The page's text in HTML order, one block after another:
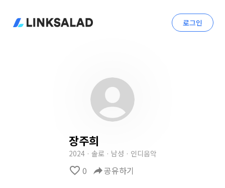
로그인
장주희
2024 · 솔로 · 남성 · 인디음악
favorite_border 0 reply공유하기